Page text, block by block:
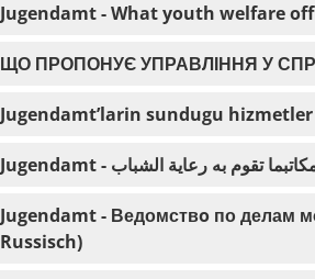
Jugendamt - What youth welfare
ЩО ПРОПОНУЄ УПРАВЛІННЯ У
Jugendamt’larin sundugu
Jugendamt - Ведомствo по делам
Russisch)